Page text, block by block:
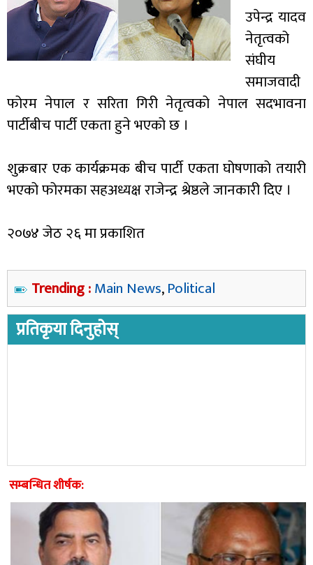
उपेन्द्र यादव
नेतृत्वको
संघीय
समाजवादी
फोरम नेपाल र सरिता गिरी नेतृत्वको नेपाल सदभावना
पार्टीबीच पार्टी एकता हुने भएको छ ।
शुक्रबार एक कार्यक्रमक बीच पार्टी एकता घोषणाको तयारी
भएको फोरमका सहअध्यक्ष राजेन्द्र श्रेष्ठले जानकारी दिए ।
२०७४ जेठ २६ मा प्रकाशित
Trending :Main News,Political
प्रतिकृया दिनुहोस्
सम्बन्धित शीर्षक: